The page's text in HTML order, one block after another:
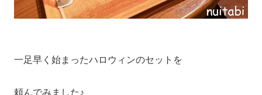
一足早く始まったハロウィンのセットを
頼んでみました♪